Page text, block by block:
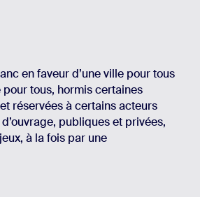
en faveur d’une ville pour tous
tous, hormis certaines
réservées à certains acteurs
publiques et privées,
à la fois par une